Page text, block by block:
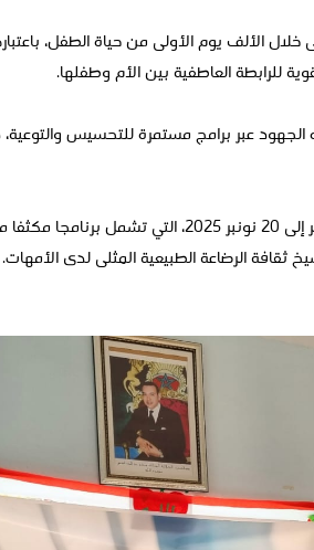
خلال الألف يوم الأولى من حياة الطفل،
للرابطة العاطفية بين الأم وطفلها.
الجهود عبر برامج مستمرة للتحسيس
ويأتي هذا اللقاء في سياق الحملة الوطنية الممتدة من 20 أكتوبر إلى
ثقافة الرضاعة الطبيعية المثلى لدى الأمهات.